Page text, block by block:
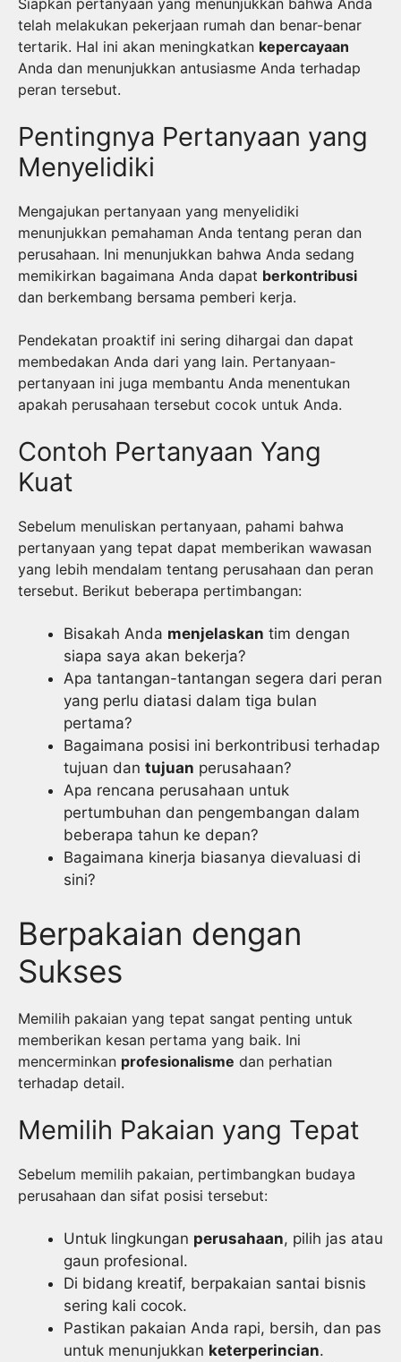
Siapkan pertanyaan yang menunjukkan bahwa Anda
telah melakukan pekerjaan rumah dan benar-benar
tertarik. Hal ini akan meningkatkan kepercayaan
Anda dan menunjukkan antusiasme Anda terhadap
peran tersebut.
Pentingnya Pertanyaan yang
Menyelidiki
Mengajukan pertanyaan yang menyelidiki
menunjukkan pemahaman Anda tentang peran dan
perusahaan. Ini menunjukkan bahwa Anda sedang
memikirkan bagaimana Anda dapat berkontribusi
dan berkembang bersama pemberi kerja.
Pendekatan proaktif ini sering dihargai dan dapat
membedakan Anda dari yang lain. Pertanyaan-
pertanyaan ini juga membantu Anda menentukan
apakah perusahaan tersebut cocok untuk Anda.
Contoh Pertanyaan Yang
Kuat
Sebelum menuliskan pertanyaan, pahami bahwa
pertanyaan yang tepat dapat memberikan wawasan
yang lebih mendalam tentang perusahaan dan peran
tersebut. Berikut beberapa pertimbangan:
Bisakah Anda menjelaskan tim dengan
siapa saya akan bekerja?
Apa tantangan-tantangan segera dari peran
yang perlu diatasi dalam tiga bulan
pertama?
Bagaimana posisi ini berkontribusi terhadap
tujuan dan tujuan perusahaan?
Apa rencana perusahaan untuk
pertumbuhan dan pengembangan dalam
beberapa tahun ke depan?
Bagaimana kinerja biasanya dievaluasi di
sini?
Berpakaian dengan
Sukses
Memilih pakaian yang tepat sangat penting untuk
memberikan kesan pertama yang baik. Ini
mencerminkan profesionalisme dan perhatian
terhadap detail.
Memilih Pakaian yang Tepat
Sebelum memilih pakaian, pertimbangkan budaya
perusahaan dan sifat posisi tersebut:
Untuk lingkungan perusahaan, pilih jas atau
gaun profesional.
Di bidang kreatif, berpakaian santai bisnis
sering kali cocok.
Pastikan pakaian Anda rapi, bersih, dan pas
untuk menunjukkan keterperincian.